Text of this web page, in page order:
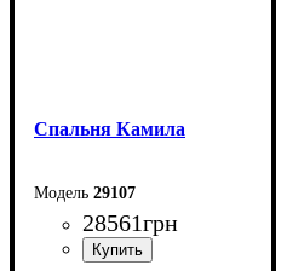
Спальня Камила
29107
28561грн